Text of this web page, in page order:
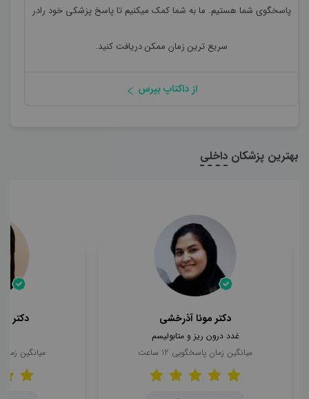
پاسخگوی شما هستیم. ما به شما کمک میکنیم تا پاسخ پزشکی خود رادر
سریع ترین زمان ممکن دریافت کنید.
از داکتاپ بپرس
بهترین پزشکان داخلی
دکتر مونا آذرخشی
غدد درون ریز و متابولیسم
میانگین زمان پاسخگویی 12 ساعت
دکتر
میانگین